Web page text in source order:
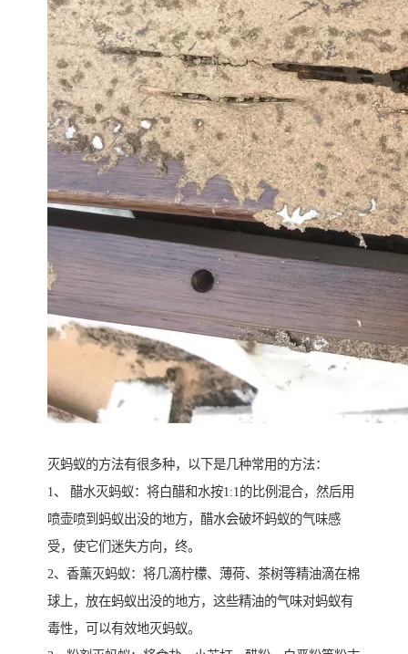
灭蚂蚁的方法有很多种，以下是几种常用的方法：
1、 醋水灭蚂蚁：将白醋和水按1:1的比例混合，然后用
喷壶喷到蚂蚁出没的地方，醋水会破坏蚂蚁的气味感
受，使它们迷失方向，终。
2、香薰灭蚂蚁：将几滴柠檬、薄荷、茶树等精油滴在棉
球上，放在蚂蚁出没的地方，这些精油的气味对蚂蚁有
毒性，可以有效地灭蚂蚁。